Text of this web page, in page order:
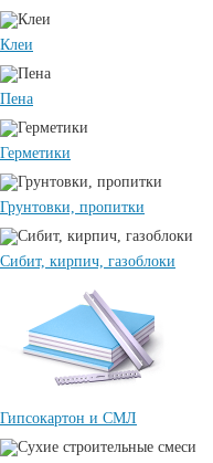
Клеи
Пена
Герметики
Грунтовки, пропитки
Сибит, кирпич, газоблоки
Гипсокартон и СМЛ